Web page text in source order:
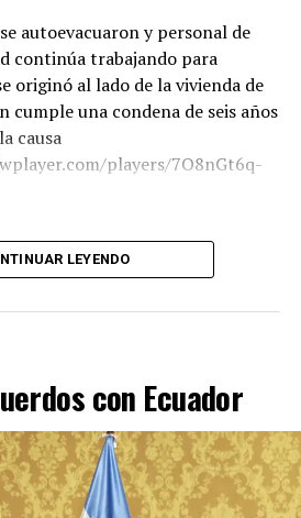
autoevacuaron y personal de
continúa trabajando para
originó al lado de la vivienda de
cumple una condena de seis años
causa
players/7O8nGt6q-
pacientes mayores de edad fueron
por inhalación de humo. Por
con los residentes de
a TN que "el departamento se
y que “hay una mujer de 57 años
LEYENDO
con Ecuador